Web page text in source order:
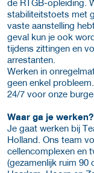
de RTGB-opleiding.
stabiliteitstoets met
vaste aanstelling
geval kun je ook
tijdens zittingen en
arrestanten.
Werken in
geen enkel
24/7 voor onze
Waar ga je werken?
Je gaat werken bij
Holland. Ons team
cellencomplexen en
(gezamenlijk ruim 90